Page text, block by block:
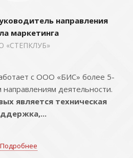
направления
маркетинга
«СТЕПКЛУБ»
с ООО «БИС» более 5-
деятельности.
является техническая
Подробнее